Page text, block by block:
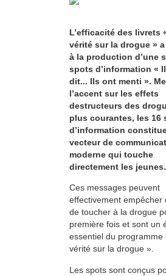
L’efficacité des livrets
vérité sur la drogue »
à la production d’une
spots d’information «
dit... Ils ont menti ».
l’accent sur les effets
destructeurs des
plus courantes, les 16
d’information
vecteur de
moderne qui touche
directement les jeunes.
Ces messages peuvent
effectivement empêcher
de toucher à la drogue
première fois et sont un
essentiel du programme
vérité sur la drogue ».
Les spots sont conçus